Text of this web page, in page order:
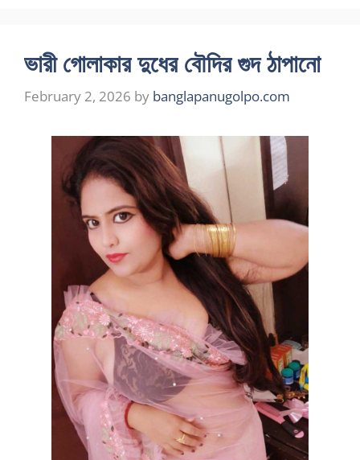
ভারী গোলাকার দুধের বৌদির গুদ ঠাপানো
February 2, 2026 by banglapanugolpo.com